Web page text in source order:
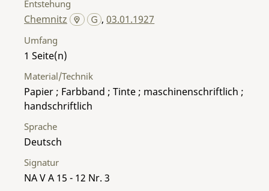
Entstehung
Chemnitz ,03.01.1927
Umfang
1
Material/Technik
Papier ; Farbband ; Tinte ; maschinenschriftlich ;
handschriftlich
Sprache
Deutsch
Signatur
NA V A 15 - 12 Nr. 3